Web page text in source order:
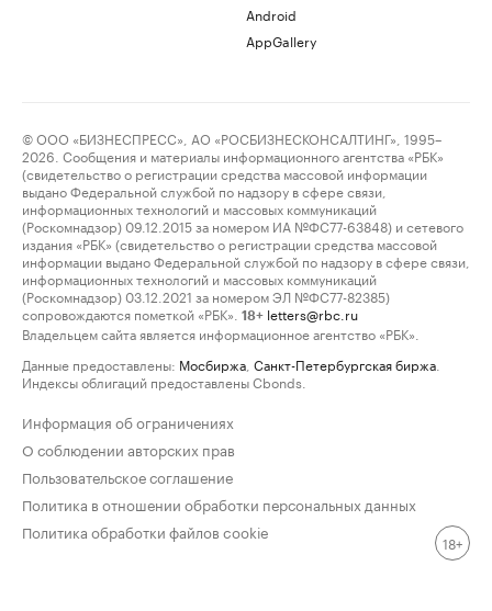
Android
AppGallery
© ООО «БИЗНЕСПРЕСС», АО «РОСБИЗНЕСКОНСАЛТИНГ», 1995–
2026. Сообщения и материалы информационного агентства «РБК»
(свидетельство о регистрации средства массовой информации
выдано Федеральной службой по надзору в сфере связи,
информационных технологий и массовых коммуникаций
(Роскомнадзор) 09.12.2015 за номером ИА №ФС77-63848) и сетевого
издания «РБК» (свидетельство о регистрации средства массовой
информации выдано Федеральной службой по надзору в сфере связи,
информационных технологий и массовых коммуникаций
(Роскомнадзор) 03.12.2021 за номером ЭЛ №ФС77-82385)
сопровождаются пометкой «РБК».
18+ letters@rbc.ru
Владельцем сайта является информационное агентство «РБК».
Данные предоставлены: Мосбиржа Санкт-Петербургская биржа
Индексы облигаций предоставлены Cbonds.
Информация об ограничениях
О соблюдении авторских прав
Пользовательское соглашение
Политика в отношении обработки персональных данных
Политика обработки файлов cookie
18+